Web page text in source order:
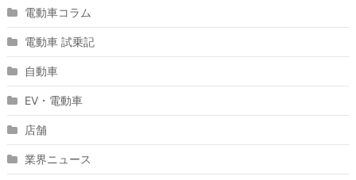
電動車コラム
電動車 試乗記
自動車
EV・電動車
店舗
業界ニュース